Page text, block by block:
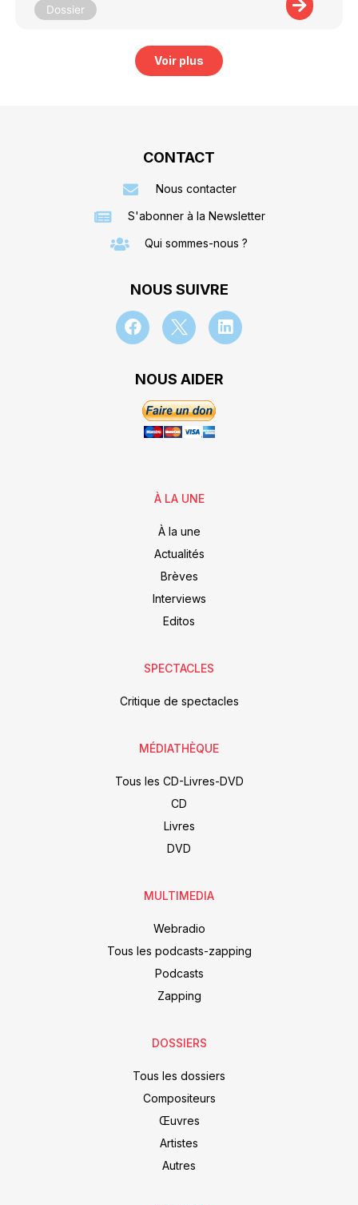
Dossier
Voir plus
CONTACT
Nous contacter
S'abonner à la Newsletter
Qui sommes-nous ?
NOUS SUIVRE
NOUS AIDER
À LA UNE
À la une
Actualités
Brèves
Interviews
Editos
SPECTACLES
Critique de spectacles
MÉDIATHÈQUE
Tous les CD-Livres-DVD
CD
Livres
DVD
MULTIMEDIA
Webradio
Tous les podcasts-zapping
Podcasts
Zapping
DOSSIERS
Tous les dossiers
Compositeurs
Œuvres
Artistes
Autres